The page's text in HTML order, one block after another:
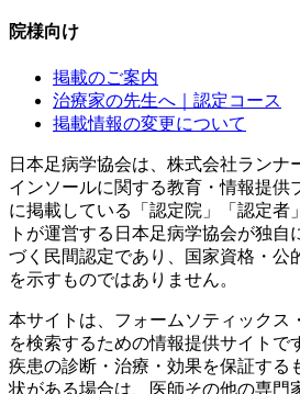
院様向け
掲載のご案内
治療家の先生へ｜認定コース
掲載情報の変更について
日本足病学協会は、株式会社ランナ
インソールに関する教育・情報提供
に掲載している「認定院」「認定者
トが運営する日本足病学協会が独自
づく民間認定であり、国家資格・公
を示すものではありません。
本サイトは、フォームソティックス
を検索するための情報提供サイトで
疾患の診断・治療・効果を保証する
状がある場合は、医師その他の専門